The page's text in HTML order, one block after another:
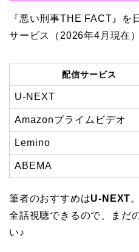
『悪い刑事THE FACT』を
サービス（2026年4月現在）
配信サービス
U-NEXT
Amazonプライムビデオ
Lemino
ABEMA
筆者のおすすめはU-NEXT
全話視聴できるので、まだ
い♪